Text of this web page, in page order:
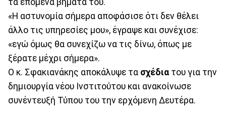
«Η αστυνομία σήμερα αποφάσισε ότι δεν θέλει
άλλο τις υπηρεσίες μου», έγραψε και συνέχισε:
«εγώ όμως θα συνεχίζω να τις δίνω, όπως με
ξέρατε μέχρι σήμερα».
Ο κ. Σφακιανάκης αποκάλυψε τα σχέδια του για την
δημιουργία νέου Ινστιτούτου και ανακοίνωσε
συνέντευξή Τύπου του την ερχόμενη Δευτέρα.